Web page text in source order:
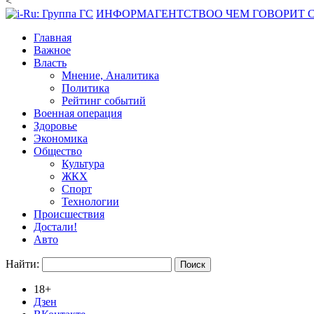
ИНФОРМАГЕНТСТВОО ЧЕМ ГОВОРИТ
Главная
Важное
Власть
Мнение, Аналитика
Политика
Рейтинг событий
Военная операция
Здоровье
Экономика
Общество
Культура
ЖКХ
Спорт
Технологии
Происшествия
Достали!
Авто
Найти:
18+
Дзен